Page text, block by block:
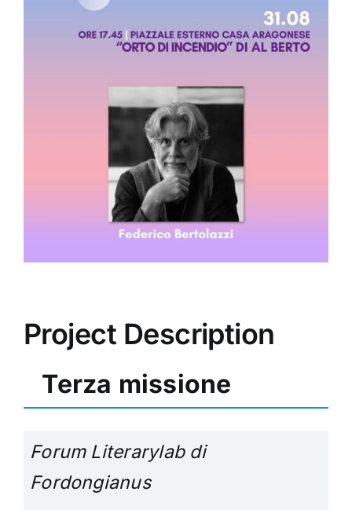
Project Description
Terza missione
Forum Literarylab di
Fordongianus